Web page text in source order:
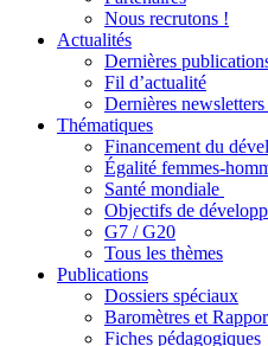
Nous recrutons !
Actualités
Dernières
Fil d’actualité
Dernières
Thématiques
Financement du
Égalité femmes-
Santé mondiale
Objectifs de
G7 / G20
Tous les thèmes
Publications
Dossiers spéciaux
Baromètres et
Fiches pédagogiques